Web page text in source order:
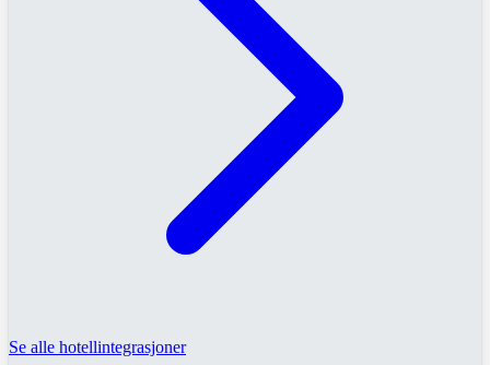
Se alle hotellintegrasjoner